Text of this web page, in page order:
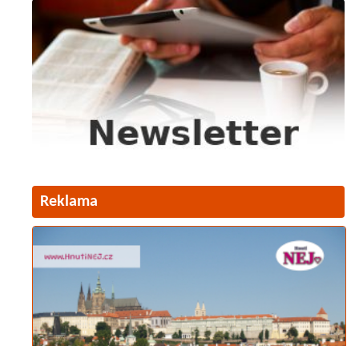
Reklama